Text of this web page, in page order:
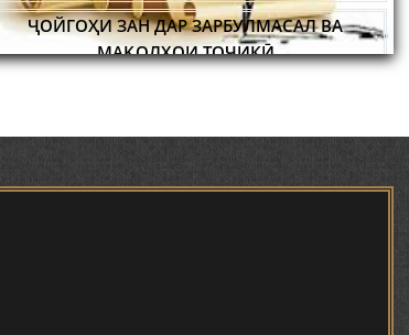
ИЛМИ ЗАБОНШИНОСИИ ТОҶИК
ВОЖАҲОИ ЗАБОНИ ТОҶИКӢ
ДАР ЗАБОНИ ВАХОНӢ З. МАМАДАМИНОВА.
ҶУҒРОФИИ ВАРЗОБ (ДАР АСОСИ МАВОДИ
САЙФИДДИН ҶАБОРОВИЧ.